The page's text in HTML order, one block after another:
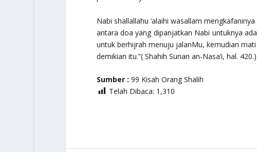
Nabi shallallahu ‘alaihi wasallam
antara doa yang dipanjatkan Nabi untuknya
untuk berhijrah menuju jalanMu, kemudian
demikian itu.”( Shahih Sunan an-Nasa’i, hal. 420.)
Sumber : 99 Kisah Orang Shalih
Telah Dibaca: 1,310